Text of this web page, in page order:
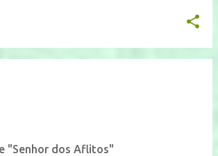
"Senhor dos Aflitos"